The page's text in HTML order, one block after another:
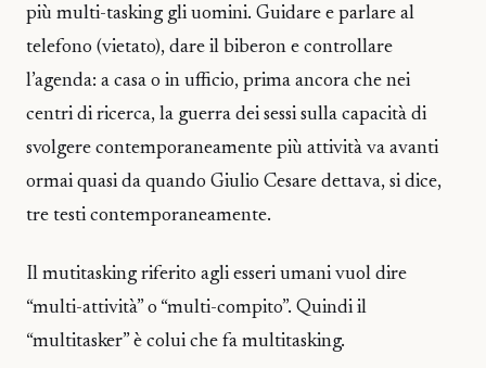
più multi-tasking gli uomini. Guidare e parlare al
telefono (vietato), dare il biberon e controllare
l’agenda: a casa o in ufficio, prima ancora che nei
centri di ricerca, la guerra dei sessi sulla capacità di
svolgere contemporaneamente più attività va avanti
ormai quasi da quando Giulio Cesare dettava, si dice,
tre testi contemporaneamente.
Il mutitasking riferito agli esseri umani vuol dire
“multi-attività” o “multi-compito”. Quindi il
“multitasker” è colui che fa multitasking.